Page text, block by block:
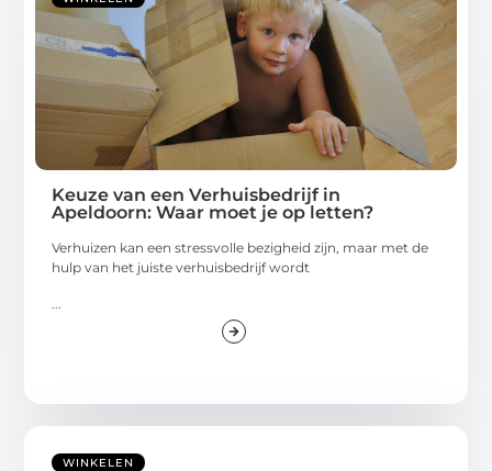
Keuze van een Verhuisbedrijf in
Apeldoorn: Waar moet je op letten?
Verhuizen kan een stressvolle bezigheid zijn, maar met de
hulp van het juiste verhuisbedrijf wordt
WINKELEN